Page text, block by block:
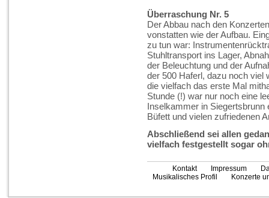
Überraschung Nr. 5
Der Abbau nach den
vonstatten wie der Aufbau.
zu tun war:
Stuhltransport ins Lager,
der Beleuchtung und der
der 500 Haferl, dazu noch viel
die vielfach das erste Mal
Stunde (!) war nur noch eine
Inselkammer in
Büfett und vielen zufriedenen
Abschließend sei allen
vielfach festgestellt sogar
Kontakt Impressum
Musikalisches Profil
Konzerte